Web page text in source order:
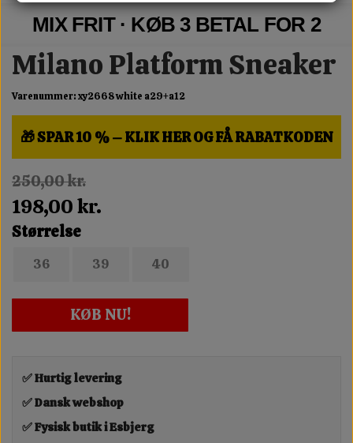
MIX FRIT · KØB 3 BETAL FOR 2
Milano Platform Sneaker
Varenummer: xy2668 white a29+a12
🎁 SPAR 10 % – KLIK HER OG FÅ RABATKODEN
250,00 kr.
198,00 kr.
Størrelse
36 39 40
KØB NU!
✅ Hurtig levering
✅ Dansk webshop
✅ Fysisk butik i Esbjerg